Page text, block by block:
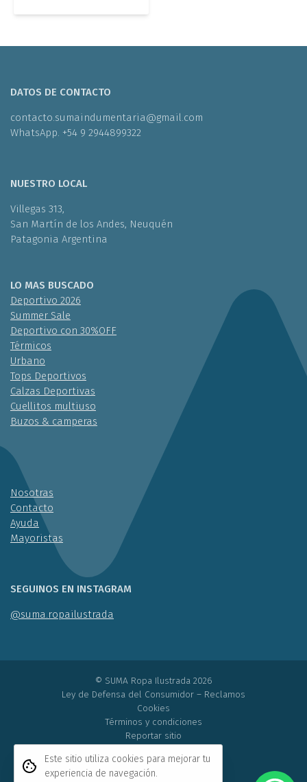
DATOS DE CONTACTO
contacto.sumaindumentaria@gmail.com
WhatsApp. +54 9 2944899322
NUESTRO LOCAL
Villegas 313,
San Martín de los Andes, Neuquén
Patagonia Argentina
LO MAS BUSCADO
Deportivo 2026
Summer Sale
Deportivo con 30%OFF
Térmicos
Urbano
Tops Deportivos
Calzas Deportivas
Cuellitos multiuso
Buzos & camperas
Nosotras
Contacto
Ayuda
Mayoristas
SEGUINOS EN INSTAGRAM
@suma.ropailustrada
© SUMA Ropa Ilustrada 2026
Ley de Defensa del Consumidor – Reclamos
Cookies
Términos y condiciones
Reportar sitio
Este sitio utiliza cookies para mejorar tu
experiencia de navegación.